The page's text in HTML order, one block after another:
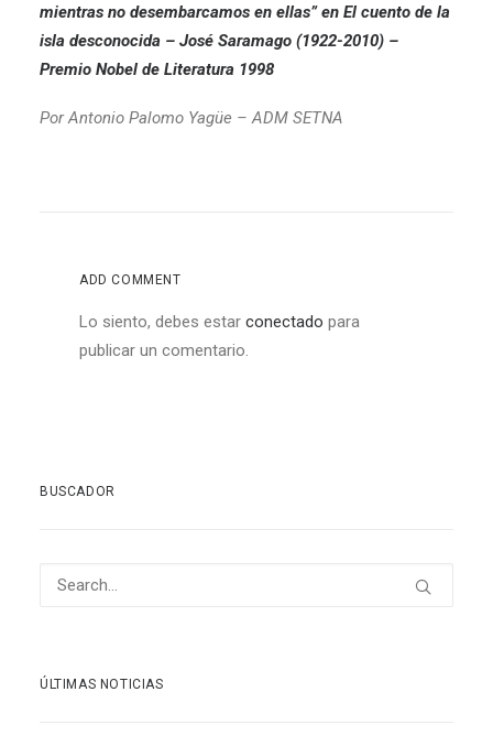
mientras no desembarcamos en ellas” en El cuento de la
isla desconocida – José Saramago (1922-2010) –
Premio Nobel de Literatura 1998
PorAntonio Palomo Yagüe – ADM SETNA
ADD COMMENT
Lo siento, debes estar conectado para
publicar un comentario.
BUSCADOR
ÚLTIMAS NOTICIAS